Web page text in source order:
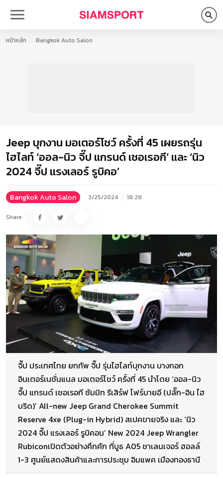
หน้าหลัก Bangkok Auto Salon
Jeep บุกงาน มอเตอร์โชว์ ครั้งที่ 45 เผยรถรุ่น
ไฮไลท์ ‘ออล-นิว จี๊ป แกรนด์ เชอเรอกี’ และ ‘นิว
2024 จี๊ป แรงเลอร์ รูบิคอ’
Bangkok Auto Salon 3/25/2024 18:28
Share
จี๊ป ประเทศไทย ยกทัพ จี๊ป รุ่นไฮไลท์บุกงาน บางกอก
อินเตอร์เนชั่นแนล มอเตอร์โชว์ ครั้งที่ 45 นำโดย ‘ออล-นิว
จี๊ป แกรนด์ เชอเรอกี ซัมมิท รีเสิร์ฟ โฟร์บายอี (ปลั๊ก-อิน ไฮ
บริด)’ All-new Jeep Grand Cherokee Summit
Reserve 4xe (Plug-in Hybrid) สเปคขายจริง และ ‘นิว
2024 จี๊ป แรงเลอร์ รูบิคอน’ New 2024 Jeep Wrangler
Rubiconเปิดตัวอย่างคึกคัก ที่บูธ A05 ชาเลนเจอร์ ฮอลล์
1-3 ศูนย์แสดงสินค้าและการประชุม อิมแพค เมืองทองธานี